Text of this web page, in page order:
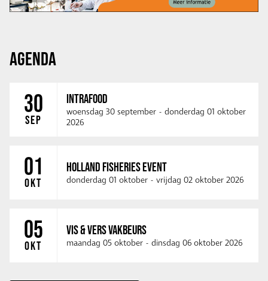
AGENDA
30
SEP
INTRAFOOD
woensdag 30 september - donderdag 01 oktober
2026
01
OKT
HOLLAND FISHERIES EVENT
donderdag 01 oktober - vrijdag 02 oktober 2026
05
OKT
VIS & VERS VAKBEURS
maandag 05 oktober - dinsdag 06 oktober 2026